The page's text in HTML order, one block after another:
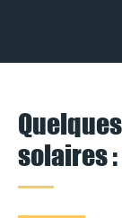
solaires